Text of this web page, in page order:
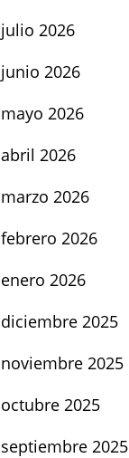
julio 2026
junio 2026
mayo 2026
abril 2026
marzo 2026
febrero 2026
enero 2026
diciembre 2025
noviembre 2025
octubre 2025
septiembre 2025